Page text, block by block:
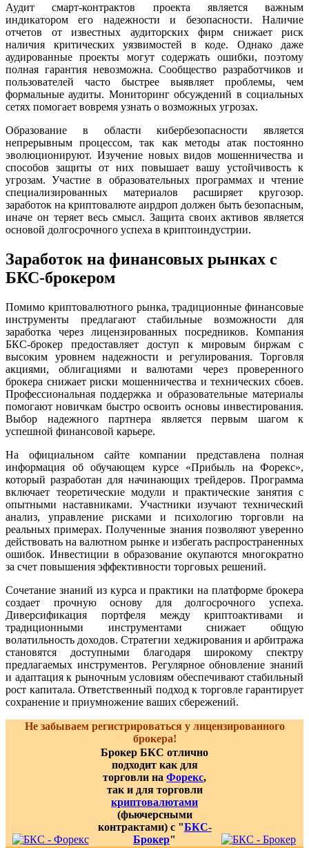
Аудит смарт-контрактов проекта является важным
индикатором его надежности и безопасности. Наличие
отчетов от известных аудиторских фирм снижает риск
наличия критических уязвимостей в коде. Однако даже
аудированные проекты могут содержать ошибки, поэтому
полная гарантия невозможна. Сообщество разработчиков и
пользователей часто быстрее выявляет проблемы, чем
формальные аудиты. Мониторинг обсуждений в социальных
сетях помогает вовремя узнать о возможных угрозах.
Образование в области кибербезопасности является
непрерывным процессом, так как методы атак постоянно
эволюционируют. Изучение новых видов мошенничества и
способов защиты от них повышает вашу устойчивость к
угрозам. Участие в образовательных программах и чтение
специализированных материалов расширяет кругозор.
заработок на криптовалюте аирдроп должен быть безопасным,
иначе он теряет весь смысл. Защита своих активов является
основой долгосрочного успеха в криптоиндустрии.
Заработок на финансовых рынках с
БКС-брокером
Помимо криптовалютного рынка, традиционные финансовые
инструменты предлагают стабильные возможности для
заработка через лицензированных посредников. Компания
БКС-брокер предоставляет доступ к мировым биржам с
высоким уровнем надежности и регулирования. Торговля
акциями, облигациями и валютами через проверенного
брокера снижает риски мошенничества и технических сбоев.
Профессиональная поддержка и образовательные материалы
помогают новичкам быстро освоить основы инвестирования.
Выбор надежного партнера является первым шагом к
успешной финансовой карьере.
На официальном сайте компании представлена полная
информация об обучающем курсе «Прибыль на Форекс»,
который разработан для начинающих трейдеров. Программа
включает теоретические модули и практические занятия с
опытными наставниками. Участники изучают технический
анализ, управление рисками и психологию торговли на
реальных примерах. Полученные знания позволяют уверенно
действовать на валютном рынке и избегать распространенных
ошибок. Инвестиции в образование окупаются многократно
за счет повышения эффективности торговых решений.
Сочетание знаний из курса и практики на платформе брокера
создает прочную основу для долгосрочного успеха.
Диверсификация портфеля между криптоактивами и
традиционными инструментами снижает общую
волатильность доходов. Стратегии хеджирования и арбитража
становятся доступными благодаря широкому спектру
предлагаемых инструментов. Регулярное обновление знаний
и адаптация к рыночным условиям обеспечивают стабильный
рост капитала. Ответственный подход к торговле гарантирует
сохранение и приумножение ваших сбережений.
Не забываем регистрироваться у лицензированного
брокера!
Брокер БКС отлично
подходит как для
торговли на Форекс,
так и для торговли
криптовалютами
(фьючерсными
контрактами) с "БКС-
Брокер"